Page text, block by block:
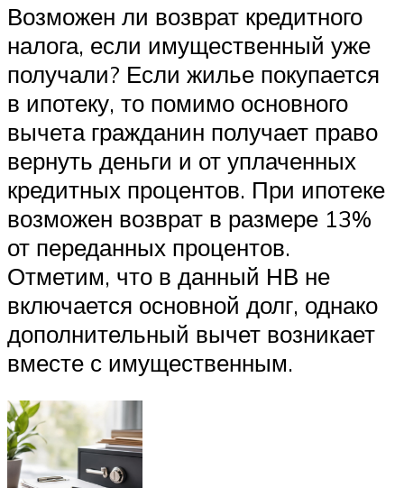
Возможен ли возврат кредитного
налога, если имущественный уже
получали? Если жилье покупается
в ипотеку, то помимо основного
вычета гражданин получает право
вернуть деньги и от уплаченных
кредитных процентов. При ипотеке
возможен возврат в размере 13%
от переданных процентов.
Отметим, что в данный НВ не
включается основной долг, однако
дополнительный вычет возникает
вместе с имущественным.